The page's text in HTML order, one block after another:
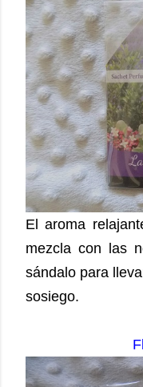
El aroma
mezcla con las
sándalo para
sosiego.